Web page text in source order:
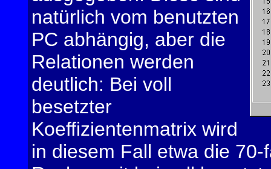
natürlich vom benutzten
PC abhängig, aber die
Relationen werden
deutlich: Bei voll
besetzter
Koeffizientenmatrix wird
in diesem Fall etwa die